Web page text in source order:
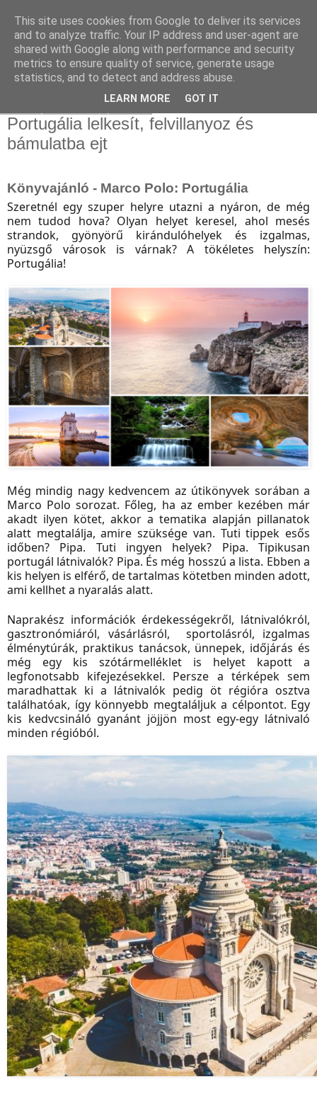
Portugália lelkesít, felvillanyoz és
bámulatba ejt
Könyvajánló - Marco Polo: Portugália
Szeretnél egy szuper helyre utazni a nyáron, de még
nem tudod hova? Olyan helyet keresel, ahol mesés
strandok, gyönyörű kirándulóhelyek és izgalmas,
nyüzsgő városok is várnak? A tökéletes helyszín:
Portugália!
Még mindig nagy kedvencem az útikönyvek sorában a
Marco Polo sorozat. Főleg, ha az ember kezében már
akadt ilyen kötet, akkor a tematika alapján pillanatok
alatt megtalálja, amire szüksége van. Tuti tippek esős
időben? Pipa. Tuti ingyen helyek? Pipa. Tipikusan
portugál látnivalók? Pipa. És még hosszú a lista. Ebben a
kis helyen is elférő, de tartalmas kötetben minden adott,
ami kellhet a nyaralás alatt.
Naprakész információk érdekességekről, látnivalókról,
gasztronómiáról, vásárlásról, sportolásról, izgalmas
élménytúrák, praktikus tanácsok, ünnepek, időjárás és
még egy kis szótármelléklet is helyet kapott a
legfonotsabb kifejezésekkel. Persze a térképek sem
maradhattak ki a látnivalók pedig öt régióra osztva
találhatóak, így könnyebb megtaláljuk a célpontot. Egy
kis kedvcsináló gyanánt jöjjön most egy-egy látnivaló
minden régióból.
This site uses cookies from Google to deliver its services
and to analyze traffic. Your IP address and user-agent are
shared with Google along with performance and security
metrics to ensure quality of service, generate usage
statistics, and to detect and address abuse.
LEARN MORE GOT IT